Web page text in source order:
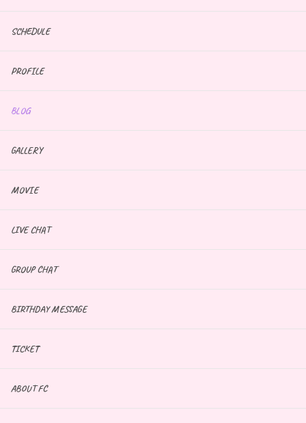
SCHEDULE
PROFILE
BLOG
GALLERY
MOVIE
LIVE CHAT
GROUP CHAT
BIRTHDAY MESSAGE
TICKET
ABOUT FC